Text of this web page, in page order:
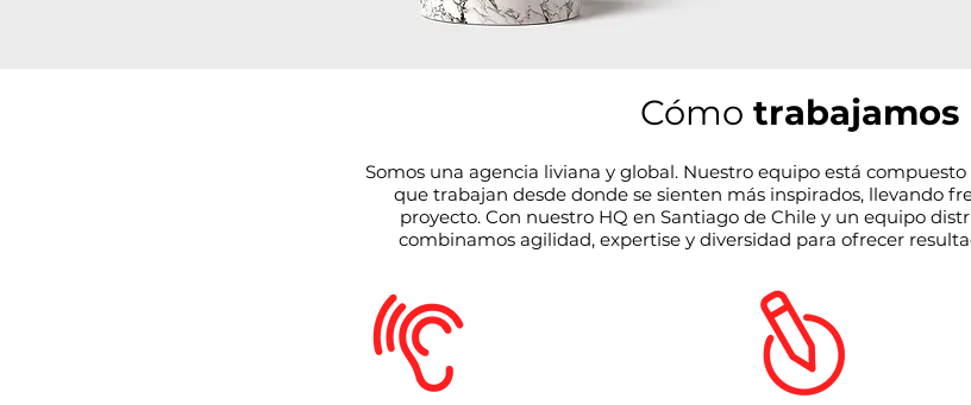
Cómo trabajamos
Somos una agencia liviana y global. Nuestro equipo está
que trabajan desde donde se sienten más inspirados, llevando
proyecto. Con nuestro HQ en Santiago de Chile y un equipo
combinamos agilidad, expertise y diversidad para ofrecer